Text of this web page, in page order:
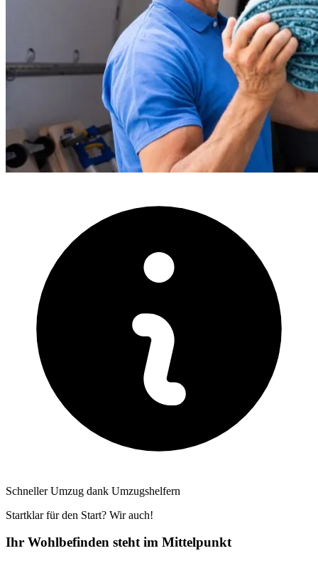
Schneller Umzug dank Umzugshelfern
Startklar für den Start? Wir auch!
Ihr Wohlbefinden steht im Mittelpunkt